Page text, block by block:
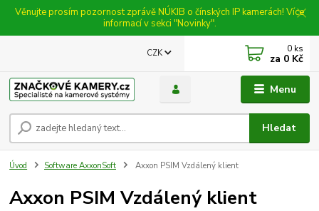
Věnujte prosím pozornost zprávě NÚKIB o čínských IP kamerách! Více
informací v sekci "Novinky".
Menu
CZK
Hledat
0 ks
za 0 Kč
Úvod Software AxxonSoft Axxon PSIM Vzdálený klient
Axxon PSIM Vzdálený klient